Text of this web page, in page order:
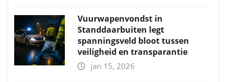
Vuurwapenvondst in
Standdaarbuiten legt
spanningsveld bloot tussen
veiligheid en transparantie
jan 15, 2026